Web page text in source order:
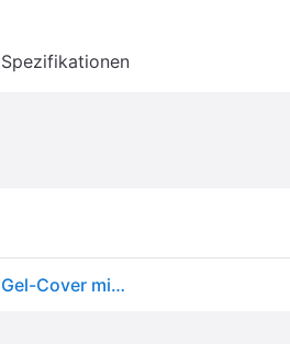
Spezifikationen
Hurtel Lighting Color Case für iPhone 12 Pro Max, Gel-Cover mit goldenem Rahmen, mint (Apple iPhone 12 Pro Max), Smartphone Hülle, Grün